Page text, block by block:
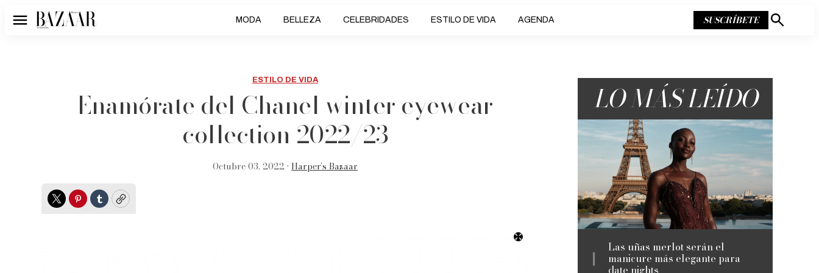
Menú MODA BELLEZA CELEBRIDADES ESTILO DE VIDA AGENDA SUSCRÍBETE
Mostrar
ESTILO DE VIDA
Enamórate del Chanel winter eyewear
collection 2022/23
Octubre 03, 2022 • Harper’s Bazaar
TwitterPinterest
TumblrCopy
LO MÁS LEÍDO
Las uñas merlot serán el
manicure más elegante para
date nights